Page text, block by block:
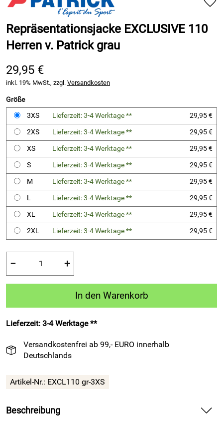
Repräsentationsjacke EXCLUSIVE 110
Herren v. Patrick grau
29,95 €
inkl. 19% MwSt., zzgl. Versandkosten
Größe
3XS
Lieferzeit: 3-4 Werktage **
29,95 €
2XS
Lieferzeit: 3-4 Werktage **
29,95 €
XS
Lieferzeit: 3-4 Werktage **
29,95 €
S
Lieferzeit: 3-4 Werktage **
29,95 €
M
Lieferzeit: 3-4 Werktage **
29,95 €
L
Lieferzeit: 3-4 Werktage **
29,95 €
XL
Lieferzeit: 3-4 Werktage **
29,95 €
2XL
Lieferzeit: 3-4 Werktage ** 29,95 €
− +
In den Warenkorb
Lieferzeit: 3-4 Werktage **
Versandkostenfrei ab 99,- EURO innerhalb
Deutschlands
Artikel-Nr.: EXCL110 gr-3XS
Beschreibung